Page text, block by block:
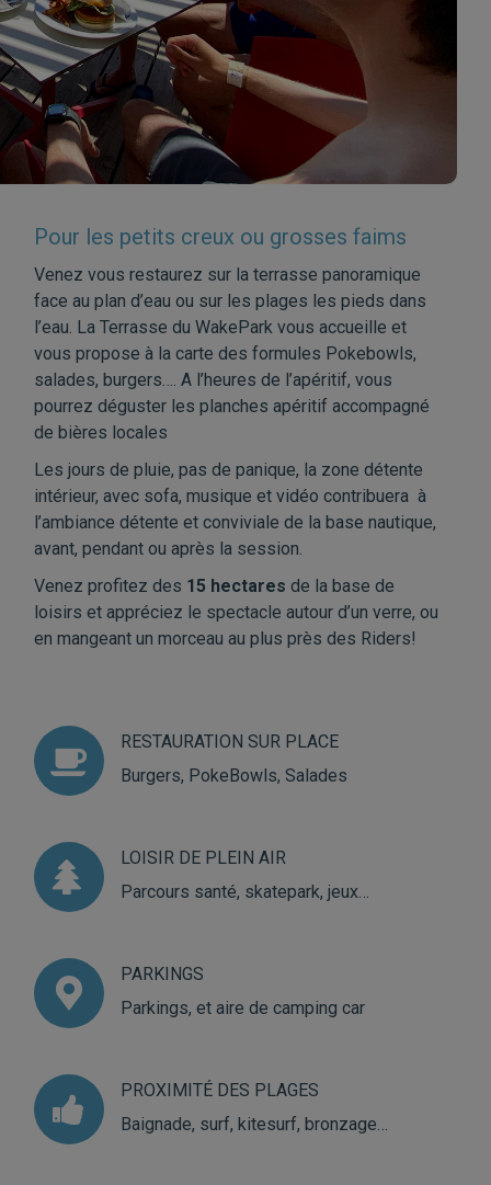
Pour les petits creux ou grosses faims
Venez vous restaurez sur la terrasse panoramique
face au plan d’eau ou sur les plages les pieds dans
l’eau. La Terrasse du WakePark vous accueille et
vous propose à la carte des formules Pokebowls,
salades, burgers…. A l’heures de l’apéritif, vous
pourrez déguster les planches apéritif accompagné
de bières locales
Les jours de pluie, pas de panique, la zone détente
intérieur, avec sofa, musique et vidéo contribuera à
l’ambiance détente et conviviale de la base nautique,
avant, pendant ou après la session.
Venez profitez des 15 hectares de la base de
loisirs et appréciez le spectacle autour d’un verre, ou
en mangeant un morceau au plus près des Riders!
RESTAURATION SUR PLACE
Burgers, PokeBowls, Salades
LOISIR DE PLEIN AIR
Parcours santé, skatepark, jeux…
PARKINGS
Parkings, et aire de camping car
PROXIMITÉ DES PLAGES
Baignade, surf, kitesurf, bronzage…